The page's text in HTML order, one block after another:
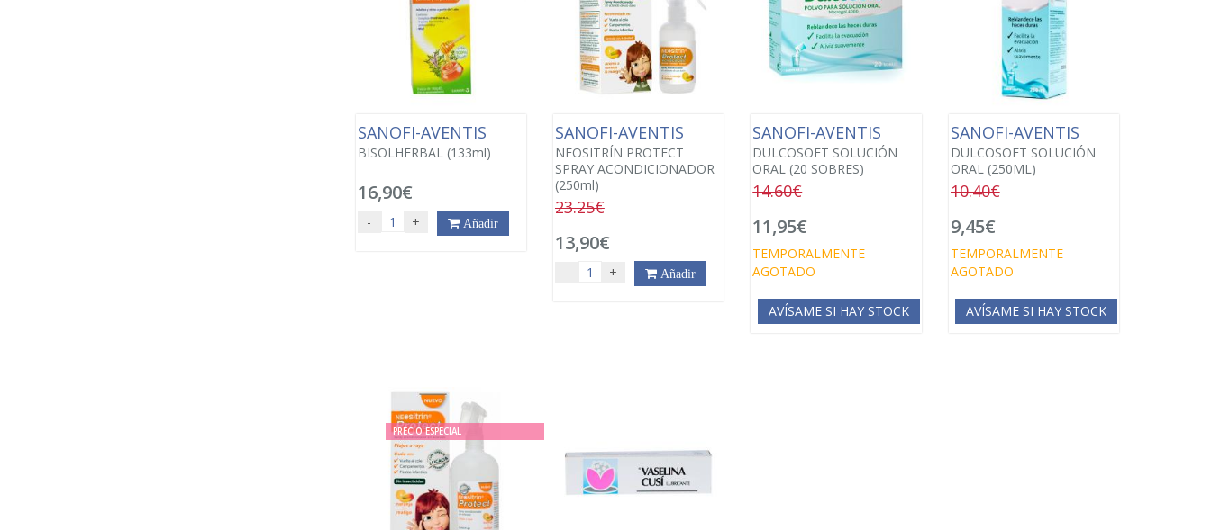
SANOFI-AVENTIS
BISOLHERBAL (133ml)
16,90€
- + Añadir
SANOFI-AVENTIS
NEOSITRÍN PROTECT
SPRAY ACONDICIONADOR
(250ml)
23.25€
13,90€
- + Añadir
SANOFI-AVENTIS
DULCOSOFT SOLUCIÓN
ORAL (20 SOBRES)
14.60€
11,95€
TEMPORALMENTE
AGOTADO
AVÍSAME SI HAY STOCK
SANOFI-AVENTIS
DULCOSOFT SOLUCIÓN
ORAL (250ML)
10.40€
9,45€
TEMPORALMENTE
AGOTADO
AVÍSAME SI HAY STOCK
PRECIO ESPECIAL